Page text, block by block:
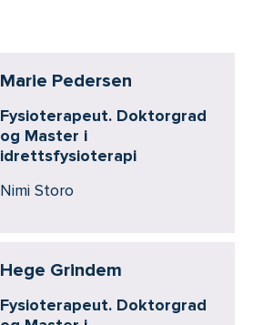
Marie Pedersen
Fysioterapeut. Doktorgrad
og Master i
idrettsfysioterapi
Nimi Storo
Hege Grindem
Fysioterapeut. Doktorgrad